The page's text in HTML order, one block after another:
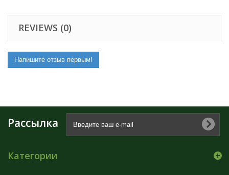
REVIEWS (0)
Напишите отзыв первым!
Рассылка
Категории